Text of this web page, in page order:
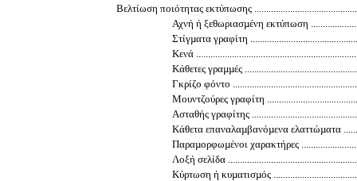
Βελτίωση ποιότητας εκτύπωσης
Αχνή ή ξεθωριασµένη εκτύπωση
Στίγµατα γραφίτη
Κενά
Κάθετες γραµµές
Γκρίζο φόντο
Μουντζούρες γραφίτη
Ασταθής γραφίτης
Κάθετα επαναλαµβανόµενα ελαττώµατα
Παραµορφωµένοι χαρακτήρες
Λοξή σελίδα
Κύρτωση ή κυµατισµός